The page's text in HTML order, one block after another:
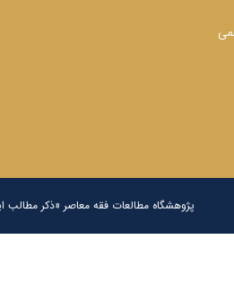
پژوهشگاه مطالعات فقه معاصر «ذکر مطالب